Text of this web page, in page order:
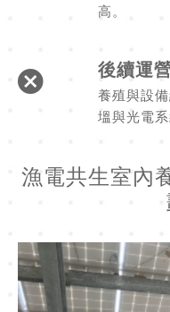
高。
後續運
養殖與設
塭與光電
漁電共生室內